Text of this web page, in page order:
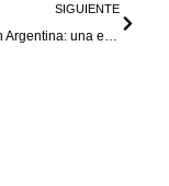
SIGUIENTE
Envejecer en Argentina: una experiencia distinta según tu código postal